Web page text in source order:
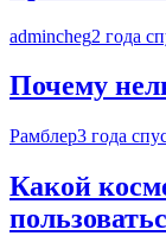
admincheg2 года
Почему
Рамблер3 года
Какой